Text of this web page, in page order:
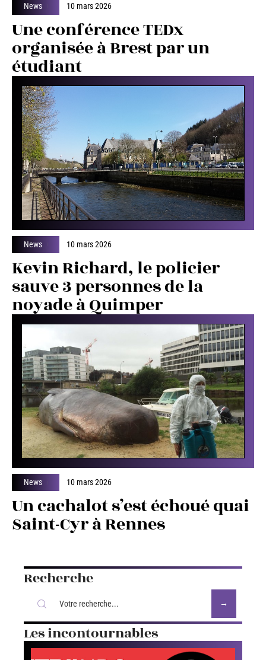
News 10 mars 2026
Une conférence TEDx
organisée à Brest par un
étudiant
News 10 mars 2026
Kevin Richard, le policier
sauve 3 personnes de la
noyade à Quimper
News 10 mars 2026
Un cachalot s’est échoué quai
Saint-Cyr à Rennes
Recherche
Les incontournables